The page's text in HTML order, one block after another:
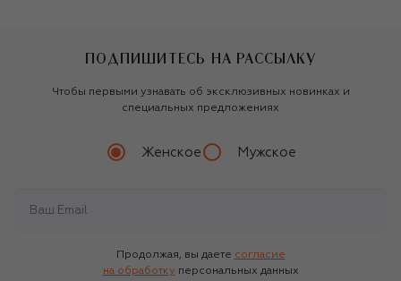
ПОДПИШИТЕСЬ НА РАССЫЛКУ
Чтобы первыми узнавать об эксклюзивных новинках и
специальных предложениях
Женское Мужское
Продолжая, вы даете согласие
на обработку персональных данных